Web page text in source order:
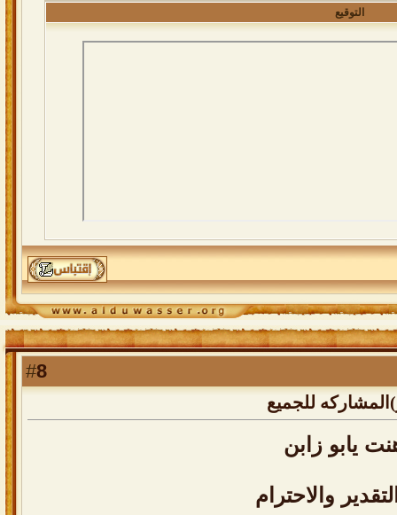
التوقيع
8
للجميع
يابو زابن
والاحترام